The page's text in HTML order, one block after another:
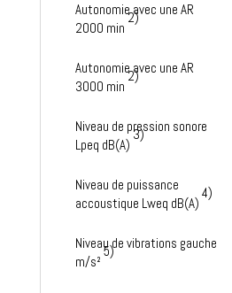
Autonomie avec une AR
2000 min
2)
Autonomie avec une AR
3000 min
2)
Niveau de pression sonore
Lpeq dB(A)
3)
Niveau de puissance
accoustique Lweq dB(A)
4)
Niveau de vibrations gauche
m/s²
5)